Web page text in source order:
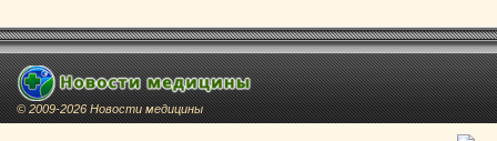
© 2009-2026 Новости медицины